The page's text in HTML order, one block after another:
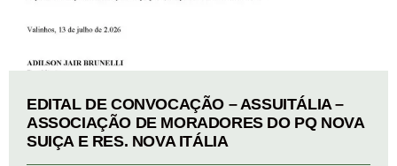
EDITAL DE CONVOCAÇÃO – ASSUITÁLIA –
ASSOCIAÇÃO DE MORADORES DO PQ NOVA
SUIÇA E RES. NOVA ITÁLIA